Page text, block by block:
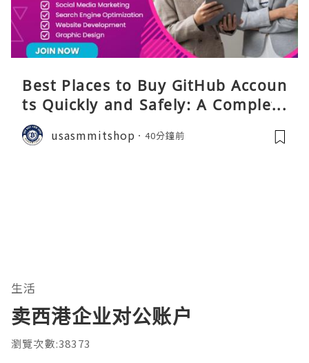
Best Places to Buy GitHub Accoun
ts Quickly and Safely: A Complete
Guide
usasmmitshop 40分鐘前
生活
卖西港企业对公账户
瀏覽次數:38373